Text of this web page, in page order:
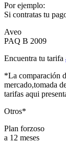
Por ejemplo:
Si contratas tu
Aveo
PAQ B 2009
Encuentra tu tarifa
*La comparación
mercado,tomada
tarifas aqui
Otros*
Plan forzoso
a 12 meses